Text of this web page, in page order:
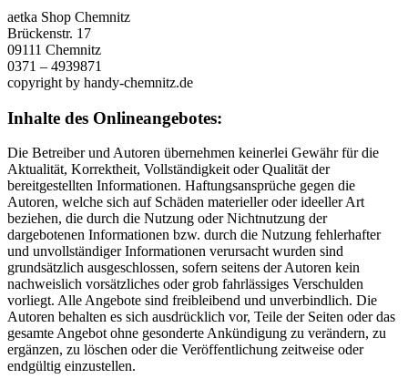
aetka Shop Chemnitz
Brückenstr. 17
09111 Chemnitz
0371 – 4939871
copyright by handy-chemnitz.de
Inhalte des Onlineangebotes:
Die Betreiber und Autoren übernehmen keinerlei Gewähr für die
Aktualität, Korrektheit, Vollständigkeit oder Qualität der
bereitgestellten Informationen. Haftungsansprüche gegen die
Autoren, welche sich auf Schäden materieller oder ideeller Art
beziehen, die durch die Nutzung oder Nichtnutzung der
dargebotenen Informationen bzw. durch die Nutzung fehlerhafter
und unvollständiger Informationen verursacht wurden sind
grundsätzlich ausgeschlossen, sofern seitens der Autoren kein
nachweislich vorsätzliches oder grob fahrlässiges Verschulden
vorliegt. Alle Angebote sind freibleibend und unverbindlich. Die
Autoren behalten es sich ausdrücklich vor, Teile der Seiten oder das
gesamte Angebot ohne gesonderte Ankündigung zu verändern, zu
ergänzen, zu löschen oder die Veröffentlichung zeitweise oder
endgültig einzustellen.